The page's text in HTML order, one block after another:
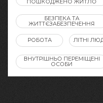
ПОШКОДЖЕНО ЖИТЛО
БЕЗПЕКА ТА
ЖИТТЄЗАБЕЗПЕЧЕННЯ
РОБОТА ЛІТНІ
ВНУТРІШНЬО ПЕРЕМІЩЕНІ
ОСОБИ